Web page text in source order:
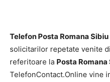
Telefon Posta Romana
solicitarilor repetate venite
referitoare la Posta Romana
TelefonContact.Online vine